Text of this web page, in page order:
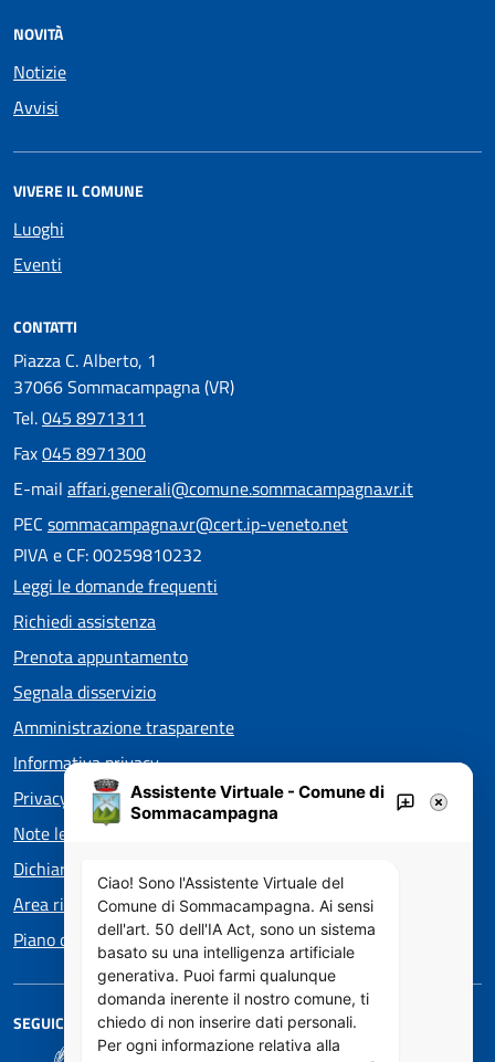
NOVITÀ
Notizie
Avvisi
VIVERE IL COMUNE
Luoghi
Eventi
CONTATTI
Piazza C. Alberto, 1
37066 Sommacampagna (VR)
Tel.045 8971311
Fax045 8971300
E-mail affari.generali@comune.sommacampagna.vr.it
PEC sommacampagna.vr@cert.ip-veneto.net
PIVA e CF: 00259810232
Leggi le domande frequenti
Richiedi assistenza
Prenota appuntamento
Segnala disservizio
Amministrazione trasparente
Informativa privacy
Privacy policy EOS
Note legali
Dichiarazione di accessibilità
Area riservata
Piano di Miglioramento dei servizi
SEGUICI SU
Assistente Virtuale - Comune di
Sommacampagna
Ciao! Sono l'Assistente Virtuale del
Comune di Sommacampagna. Ai sensi
dell'art. 50 dell'IA Act, sono un sistema
basato su una intelligenza artificiale
generativa. Puoi farmi qualunque
domanda inerente il nostro comune, ti
chiedo di non inserire dati personali.
Per ogni informazione relativa alla